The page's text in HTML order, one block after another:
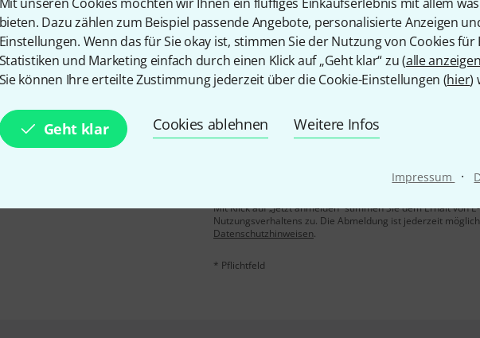
bieten. Dazu zählen zum Beispiel passende Angebote, personalisierte Anzeigen
Einstellungen. Wenn das für Sie okay ist, stimmen Sie der Nutzung von Cookies für
Statistiken und Marketing einfach durch einen Klick auf „Geht klar“ zu (alle
Sie können Ihre erteilte Zustimmung jederzeit über die Cookie-Einstellungen (hier)
Geht klar Cookies ablehnen Weitere Infos
Impressum ·
Teilen Hilfe & Feedback
gewinne mit etwas Glück
Mit Klick auf „Jetzt anmelden“ stimmen Sie dem Erhalt von
Nutzungsverhaltens zu. Die Abmeldung ist jederzeit
Datenschutzhinweisen.
* Pflichtfeld